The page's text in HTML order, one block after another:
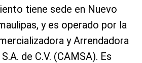
tiene sede en Nuevo
y es operado por la
y Arrendadora
de C.V. (CAMSA). Es